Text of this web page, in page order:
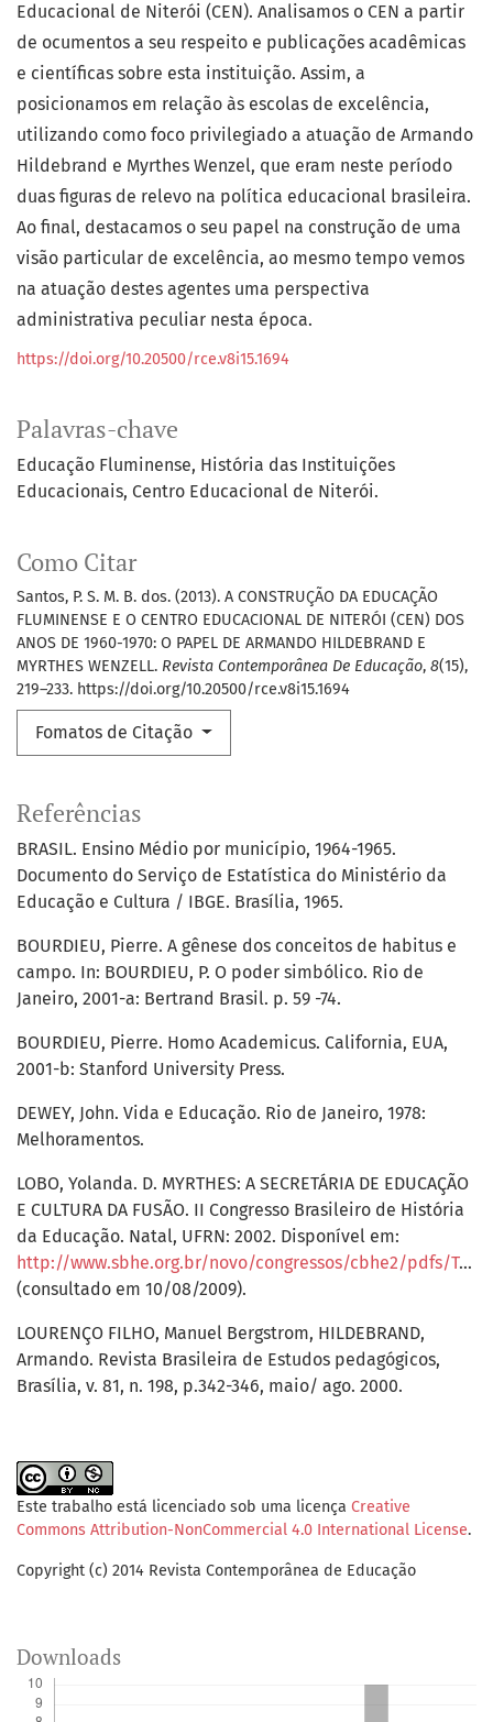
Palavras-chave
Educação Fluminense História das Instituições
Educacionais Centro Educacional de Niterói.
Como Citar
Santos, P. S. M. B. dos. (2013). A CONSTRUÇÃO DA EDUCAÇÃO
FLUMINENSE E O CENTRO EDUCACIONAL DE NITERÓI (CEN) DOS
ANOS DE 1960-1970: O PAPEL DE ARMANDO HILDEBRAND E
MYRTHES WENZELL. Revista Contemporânea De Educação, 8(15),
219–233. https://doi.org/10.20500/rce.v8i15.1694
Fomatos de Citação
Educacional de Niterói (CEN). Analisamos o CEN a partir
de ocumentos a seu respeito e publicações acadêmicas
e científicas sobre esta instituição. Assim, a
posicionamos em relação às escolas de excelência,
utilizando como foco privilegiado a atuação de Armando
Hildebrand e Myrthes Wenzel, que eram neste período
duas figuras de relevo na política educacional brasileira.
Ao final, destacamos o seu papel na construção de uma
visão particular de excelência, ao mesmo tempo vemos
na atuação destes agentes uma perspectiva
administrativa peculiar nesta época.
https://doi.org/10.20500/rce.v8i15.1694
Referências
BRASIL. Ensino Médio por município, 1964-1965.
Documento do Serviço de Estatística do Ministério da
Educação e Cultura / IBGE. Brasília, 1965.
BOURDIEU, Pierre. A gênese dos conceitos de habitus e
campo. In: BOURDIEU, P. O poder simbólico. Rio de
Janeiro, 2001-a: Bertrand Brasil. p. 59 -74.
BOURDIEU, Pierre. Homo Academicus. California, EUA,
2001-b: Stanford University Press.
DEWEY, John. Vida e Educação. Rio de Janeiro, 1978:
Melhoramentos.
LOBO, Yolanda. D. MYRTHES: A SECRETÁRIA DE EDUCAÇÃO
E CULTURA DA FUSÃO. II Congresso Brasileiro de História
da Educação. Natal, UFRN: 2002. Disponível em:
http://www.sbhe.org.br/novo/congressos/cbhe2/pdfs/Tema4/0480.pdf
(consultado em 10/08/2009).
LOURENÇO FILHO, Manuel Bergstrom, HILDEBRAND,
Armando. Revista Brasileira de Estudos pedagógicos,
Brasília, v. 81, n. 198, p.342-346, maio/ ago. 2000.
Este trabalho está licenciado sob uma licença Creative
Commons Attribution-NonCommercial 4.0 International License.
Copyright (c) 2014 Revista Contemporânea de Educação
Downloads